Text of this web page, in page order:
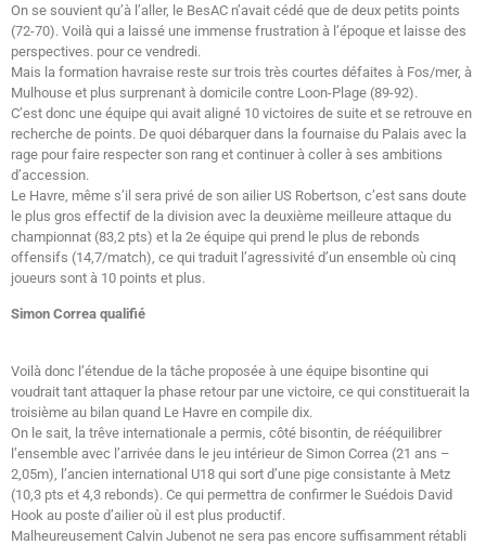
On se souvient qu’à l’aller, le BesAC n’avait cédé que de deux petits points
(72-70). Voilà qui a laissé une immense frustration à l’époque et laisse des
perspectives. pour ce vendredi.
Mais la formation havraise reste sur trois très courtes défaites à Fos/mer, à
Mulhouse et plus surprenant à domicile contre Loon-Plage (89-92).
C’est donc une équipe qui avait aligné 10 victoires de suite et se retrouve en
recherche de points. De quoi débarquer dans la fournaise du Palais avec la
rage pour faire respecter son rang et continuer à coller à ses ambitions
d’accession.
Le Havre, même s’il sera privé de son ailier US Robertson, c’est sans doute
le plus gros effectif de la division avec la deuxième meilleure attaque du
championnat (83,2 pts) et la 2e équipe qui prend le plus de rebonds
offensifs (14,7/match), ce qui traduit l’agressivité d’un ensemble où cinq
joueurs sont à 10 points et plus.
Simon Correa qualifié
Voilà donc l’étendue de la tâche proposée à une équipe bisontine qui
voudrait tant attaquer la phase retour par une victoire, ce qui constituerait la
troisième au bilan quand Le Havre en compile dix.
On le sait, la trêve internationale a permis, côté bisontin, de rééquilibrer
l’ensemble avec l’arrivée dans le jeu intérieur de Simon Correa (21 ans –
2,05m), l’ancien international U18 qui sort d’une pige consistante à Metz
(10,3 pts et 4,3 rebonds). Ce qui permettra de confirmer le Suédois David
Hook au poste d’ailier où il est plus productif.
Malheureusement Calvin Jubenot ne sera pas encore suffisamment rétabli